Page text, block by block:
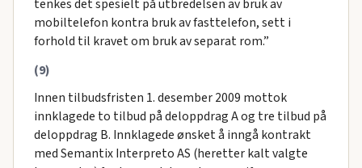
tenkes det spesielt på utbredelsen av bruk av
mobiltelefon kontra bruk av fasttelefon, sett i
forhold til kravet om bruk av separat rom.”
(9)
Innen tilbudsfristen 1. desember 2009 mottok
innklagede to tilbud på deloppdrag A og tre tilbud på
deloppdrag B. Innklagede ønsket å inngå kontrakt
med Semantix Interpreto AS (heretter kalt valgte